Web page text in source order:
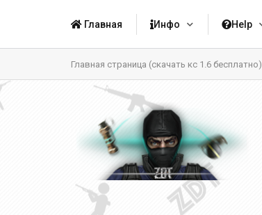
Главная Инфо Help
Главная страница (скачать кс 1.6 бесплатно)